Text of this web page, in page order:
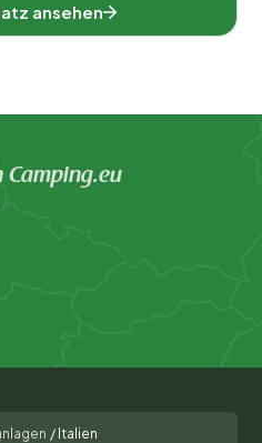
ansehen
Camping.eu
/ Italien